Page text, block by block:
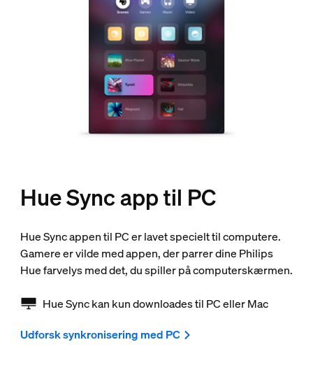
Hue Sync app til PC
Hue Sync appen til PC er lavet specielt til computere.
Gamere er vilde med appen, der parrer dine Philips
Hue farvelys med det, du spiller på computerskærmen.
Hue Sync kan kun downloades til PC eller Mac
Udforsk synkronisering med PC